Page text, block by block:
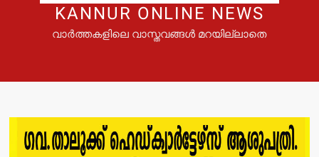
KANNUR ONLINE NEWS
വാർത്തകളിലെ വാസ്തവങ്ങൾ മറയില്ലാതെ